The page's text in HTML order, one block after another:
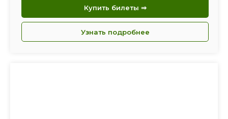
Купить билеты ⇒
Узнать подробнее